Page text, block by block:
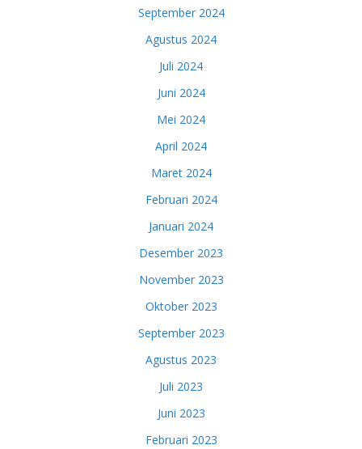
September 2024
Agustus 2024
Juli 2024
Juni 2024
Mei 2024
April 2024
Maret 2024
Februari 2024
Januari 2024
Desember 2023
November 2023
Oktober 2023
September 2023
Agustus 2023
Juli 2023
Juni 2023
Februari 2023